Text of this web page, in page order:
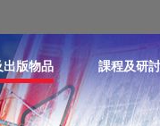
出版物品 課程及研